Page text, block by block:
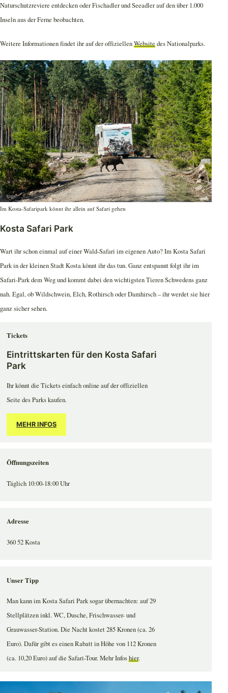
Naturschutzreviere entdecken oder Fischadler und Seeadler auf den über 1.000
Inseln aus der Ferne beobachten.
Weitere Informationen findet ihr auf der offiziellenWebsitedes Nationalparks.
Im Kosta-Safaripark könnt ihr allein auf Safari gehen
Kosta Safari Park
Wart ihr schon einmal auf einer Wald-Safari im eigenen Auto? Im Kosta Safari
Park in der kleinen Stadt Kosta könnt ihr das tun. Ganz entspannt folgt ihr im
Safari-Park dem Weg und kommt dabei den wichtigsten Tieren Schwedens ganz
nah. Egal, ob Wildschwein, Elch, Rothirsch oder Damhirsch – ihr werdet sie hier
ganz sicher sehen.
Tickets
Eintrittskarten für den Kosta Safari
Park
Ihr könnt die Tickets einfach online auf der offiziellen
Seite des Parks kaufen.
MEHR INFOS
Öffnungszeiten
Täglich 10:00-18:00 Uhr
Adresse
360 52 Kosta
Unser Tipp
Man kann im Kosta Safari Park sogar übernachten: auf 29
Stellplätzen inkl. WC, Dusche, Frischwasser- und
Grauwasser-Station. Die Nacht kostet 285 Kronen (ca. 26
Euro). Dafür gibt es einen Rabatt in Höhe von 112 Kronen
(ca. 10,20 Euro) auf die Safari-Tour. Mehr Infoshier.